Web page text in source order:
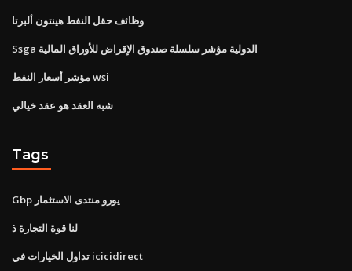
وظائف حقل النفط هينتون ألبرتا
Ssga الدولية مؤشر سلسلة صندوق الإقراض للأوراق المالية
مؤشر أسعار النفط wsi
شبه العقد هو عقد خيالي
Tags
Gbp يورو منتدى الاستثمار
لنا قوة التجارة ذ
تداول الخيارات في icicidirect